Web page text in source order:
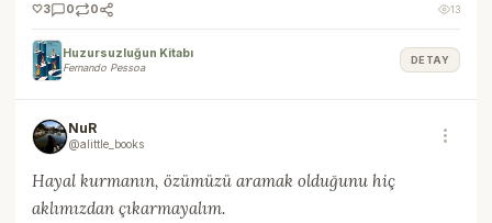
🤍3 0 0 13
Huzursuzluğun Kitabı
Fernando Pessoa
DETAY
NuR
@alittle_books
Hayal kurmanın, özümüzü aramak olduğunu hiç
aklımızdan çıkarmayalım.